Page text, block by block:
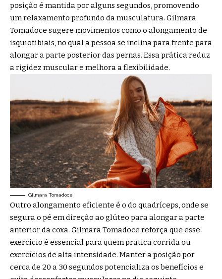
posição é mantida por alguns segundos, promovendo
um relaxamento profundo da musculatura. Gilmara
Tomadoce sugere movimentos como o alongamento de
isquiotibiais, no qual a pessoa se inclina para frente para
alongar a parte posterior das pernas. Essa prática reduz
a rigidez muscular e melhora a flexibilidade.
Gilmara Tomadoce
Outro alongamento eficiente é o do quadríceps, onde se
segura o pé em direção ao glúteo para alongar a parte
anterior da coxa. Gilmara Tomadoce reforça que esse
exercício é essencial para quem pratica corrida ou
exercícios de alta intensidade. Manter a posição por
cerca de 20 a 30 segundos potencializa os benefícios e